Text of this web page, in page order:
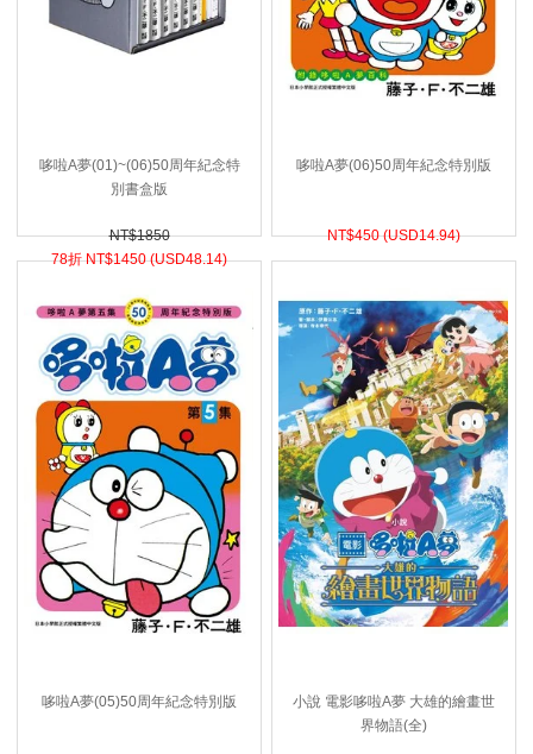
哆啦A夢(01)~(06)50周年紀念特
別書盒版
NT$1850
78折 NT$1450 (USD48.14)
哆啦A夢(06)50周年紀念特別版
NT$450 (USD14.94)
哆啦A夢(05)50周年紀念特別版
小說 電影哆啦A夢 大雄的繪畫世
界物語(全)